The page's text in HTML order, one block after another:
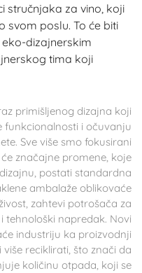
stručnjaka za vino, koji
svom poslu. To će biti
dizajnerskim
tima koji
primišljenog dizajna koji
funkcionalnosti i očuvanju
Sve više smo fokusirani
značajne promene, koje
postati standardna
ambalaže oblikovaće
zahtevi potrošača za
tehnološki napredak. Novi
industriju ka proizvodnji
više reciklirati, što znači da
količinu otpada, koji se